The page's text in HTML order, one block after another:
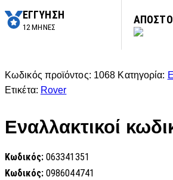
ΕΓΓΥΗΣΗ
12 ΜΗΝΕΣ
Κωδικός προϊόντος: 1068 Κατηγορία:
Ετικέτα: Rover
Εναλλακτικοί
Κωδικός: 063341351
Κωδικός: 0986044741